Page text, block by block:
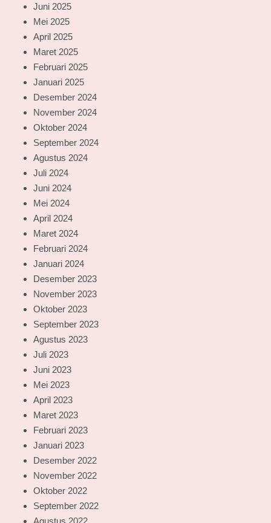
Juni 2025
Mei 2025
April 2025
Maret 2025
Februari 2025
Januari 2025
Desember 2024
November 2024
Oktober 2024
September 2024
Agustus 2024
Juli 2024
Juni 2024
Mei 2024
April 2024
Maret 2024
Februari 2024
Januari 2024
Desember 2023
November 2023
Oktober 2023
September 2023
Agustus 2023
Juli 2023
Juni 2023
Mei 2023
April 2023
Maret 2023
Februari 2023
Januari 2023
Desember 2022
November 2022
Oktober 2022
September 2022
Agustus 2022